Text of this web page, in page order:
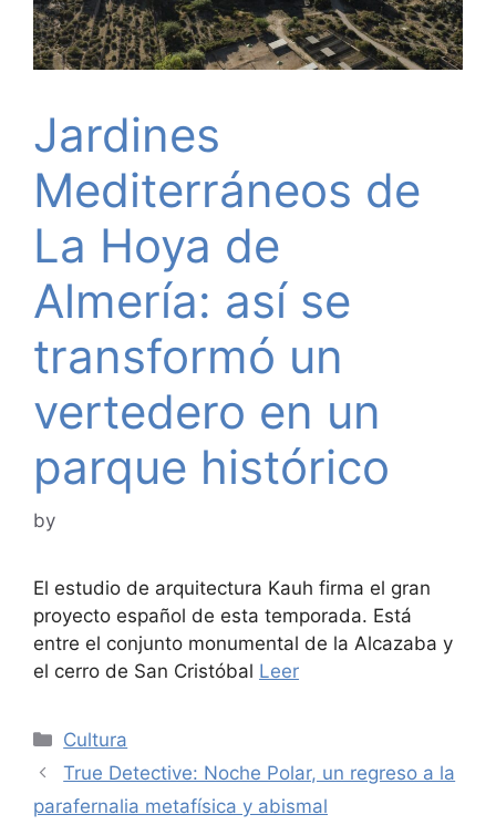
Jardines
Mediterráneos de
La Hoya de
Almería: así se
transformó un
vertedero en un
parque histórico
by
El estudio de arquitectura Kauh firma el gran
proyecto español de esta temporada. Está
entre el conjunto monumental de la Alcazaba y
el cerro de San Cristóbal Leer
Categories
Cultura
True Detective: Noche Polar, un regreso a la
parafernalia metafísica y abismal